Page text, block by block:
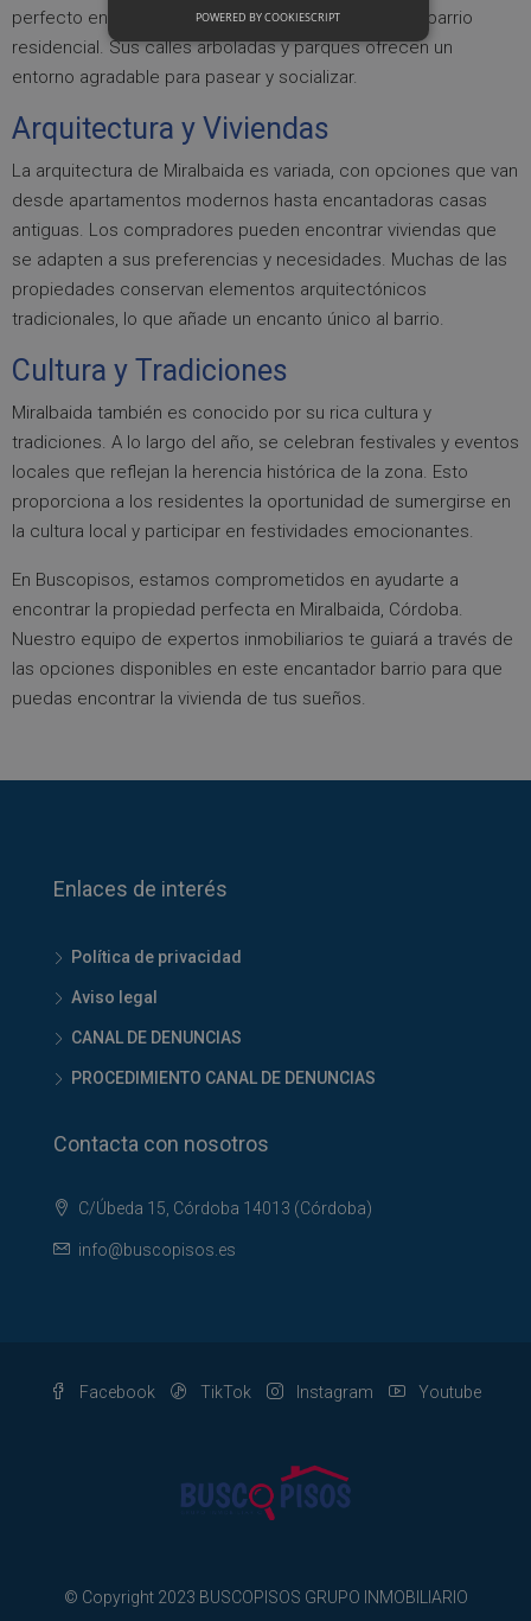
perfecto entre la vida urbana y la tranquilidad de un barrio
residencial. Sus calles arboladas y parques ofrecen un
entorno agradable para pasear y socializar.
Arquitectura y Viviendas
La arquitectura de Miralbaida es variada, con opciones que van
desde apartamentos modernos hasta encantadoras casas
antiguas. Los compradores pueden encontrar viviendas que
se adapten a sus preferencias y necesidades. Muchas de las
propiedades conservan elementos arquitectónicos
tradicionales, lo que añade un encanto único al barrio.
Cultura y Tradiciones
Miralbaida también es conocido por su rica cultura y
tradiciones. A lo largo del año, se celebran festivales y eventos
locales que reflejan la herencia histórica de la zona. Esto
proporciona a los residentes la oportunidad de sumergirse en
la cultura local y participar en festividades emocionantes.
En Buscopisos, estamos comprometidos en ayudarte a
encontrar la propiedad perfecta en Miralbaida, Córdoba.
Nuestro equipo de expertos inmobiliarios te guiará a través de
las opciones disponibles en este encantador barrio para que
puedas encontrar la vivienda de tus sueños.
Enlaces de interés
Política de privacidad
Aviso legal
CANAL DE DENUNCIAS
PROCEDIMIENTO CANAL DE DENUNCIAS
Contacta con nosotros
C/Úbeda 15, Córdoba 14013 (Córdoba)
info@buscopisos.es
Facebook TikTok Instagram Youtube
© Copyright 2023 BUSCOPISOS GRUPO INMOBILIARIO
POWERED BY COOKIESCRIPT